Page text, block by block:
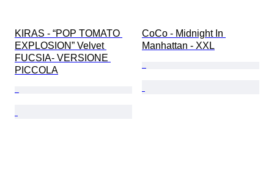
KIRAS - “POP TOMATO
EXPLOSION” Velvet
FUCSIA- VERSIONE
PICCOLA
CoCo - Midnight In
Manhattan - XXL